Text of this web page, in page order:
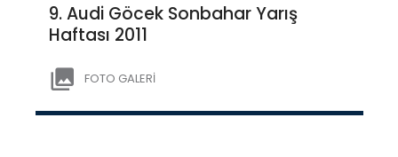
9. Audi Göcek Sonbahar Yarış
Haftası 2011
FOTO GALERİ